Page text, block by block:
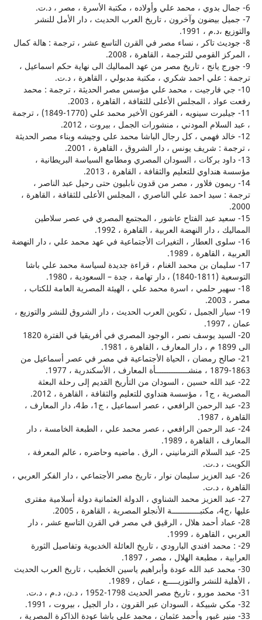
بيضون وآخرون ، تاريخ العرب الحديث ، دار الأمل للنشر
، 1991.
تاكر ، نساء مصر في القرن التاسع عشر ، ترجمة : هالة كمال
القومي للترجمة ، القاهرة ، 2008.
يانج ، تاريخ مصر من عهد المماليك الى نهاية حكم اسماعيل ،
علي احمد شكري ، مكتبة مدبولي ، القاهرة ، د.ت.
فارجيت ، محمد علي مؤسس مصر الحديثة ، ترجمة : محمد
، المجلس الأعلى للثقافة ، القاهرة ، 2003.
11- جيلبرت سينويه ، الفرعون الأخير محمد علي (1770-1849) ، ترجمة
المودني ، منشورات الجمل ، بيروت ، 2012.
فهمي ، كل رجال الباشا محمد علي وجيشه وبناء مصر الحديثة
: شريف يونس ، دار الشروق ، القاهرة ، 2001.
بركات ، السودان المصري ومطامع السياسة البريطانية ،
للتعليم والثقافة ، القاهرة ، 2013.
فلاور ، مصر من قدون نابليون حتى رحيل عبد الناصر ،
احمد علي الناصري ، المجلس الأعلى للثقافة ، القاهرة ،
عبد الفتاح عاشور ، المجتمع المصري في عصر سلاطين
، دار النهضة العربية ، القاهرة ، 1992.
العطار ، التغيرات الأجتماعية في عهد محمد علي ، دار النهضة
، 1989.
بن محمد الغنام ، قراءة جديدة لسياسة محمد علي باشا
حلمي ، اسرة محمد علي ، الهيئة المصرية العامة للكتاب ،
الجميل ، تكوين العرب الحديث ، دار الشروق للنشر والتوزيع ،
20- السيد يوسف نصر ، الوجود المصري في أفريقيا في الفترة 1820
رمضان ، الحياة الأجتماعية في مصر في عصر أسماعيل من
الله حسين ، السودان من التأريخ القديم إلى رحلة البعثة
، القاهرة ، 2012.
23- عبد الرحمن الرافعي ، عصر اسماعيل ، ج1، ط4، دار المعارف ،
الرحمن الرافعي ، عصر محمد علي ، الطبعة الخامسة ، دار
القاهرة ، 1989.
السلام الترمانيني ، الرق . ماضيه وحاضره ، عالم المعرفة ،
، د.ت.
العزيز سليمان نوار ، تاريخ مصر الأجتماعي ، دار الفكر العربي ،
، د.ت.
العزيز محمد الشناوي ، الدولة العثمانية دولة أسلامية مفترى
أحمد هلال ، الرقيق في مصر في القرن التاسع عشر ، دار
، 1999.
افندي البارودي ، تاريخ العائلة الخديوية وتفاصيل الثورة
، مطبعة الهلال ، مصر ، 1897.
عبد الله عودة وأبراهيم ياسين الخطيب ، تاريخ العرب الحديث
للنشر والتوزيـــــع ، عمان ، 1989.
غبور وأحمد عثمان ، محمد علي باشا عودة الذاكرة المصرية ،